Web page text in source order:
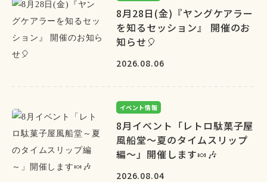
8月28日(金)『ヤングケアラー
を知るセッション』 開催のお
知らせ🎈
2026.08.06
イベント情報
8月イベント「レトロ駄菓子屋
風船堂～夏のタイムスリップ
編～」開催します🍬🎶
2026.08.04